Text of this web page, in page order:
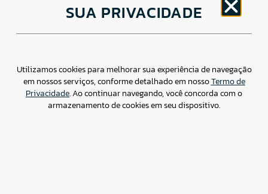
Av. Brigadeiro Faria Lima, 1779 – 5oAndar Jardim
Paulistano, São Paulo/ SP – CEP: 01452-914
Assessoria de imprensa: imprensa@csdbr.com
SUA PRIVACIDADE
Utilizamos cookies para melhorar sua experiência de navegação
em nossos serviços, conforme detalhado em nossoTermo de
Privacidade. Ao continuar navegando, você concorda com o
armazenamento de cookies em seu dispositivo.